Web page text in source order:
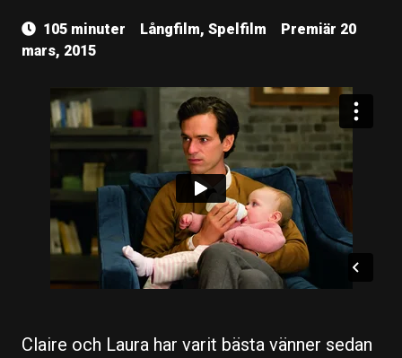
105 minuter Långfilm, Spelfilm
Premiär 20
mars, 2015
Claire och Laura har varit bästa vänner sedan